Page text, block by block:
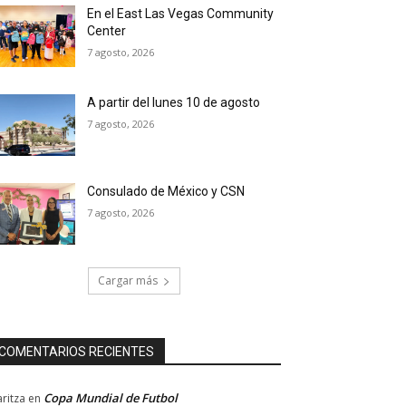
En el East Las Vegas Community
Center
7 agosto, 2026
A partir del lunes 10 de agosto
7 agosto, 2026
Consulado de México y CSN
7 agosto, 2026
Cargar más
RECIENTES
en Copa Mundial de Futbol